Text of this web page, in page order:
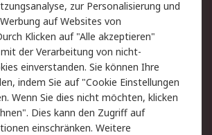
Datenschutz
Zahlungsbedingungen
zur Personalisierung und
auf Websites von
Klicken auf "Alle akzeptieren"
der Verarbeitung von nicht-
einverstanden. Sie können Ihre
indem Sie auf "Cookie Einstellungen
Wenn Sie dies nicht möchten, klicken
Dies kann den Zugriff auf
einschränken. Weitere